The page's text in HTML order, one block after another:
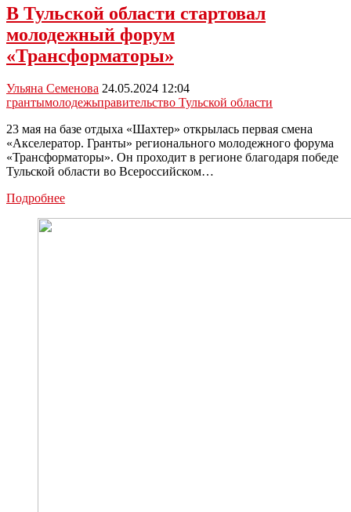
В Тульской области стартовал
молодежный форум
«Трансформаторы»
Ульяна Семенова 24.05.2024 12:04
грантымолодежьправительство Тульской области
23 мая на базе отдыха «Шахтер» открылась первая смена
«Акселератор. Гранты» регионального молодежного форума
«Трансформаторы». Он проходит в регионе благодаря победе
Тульской области во Всероссийском…
ПодробнееВ